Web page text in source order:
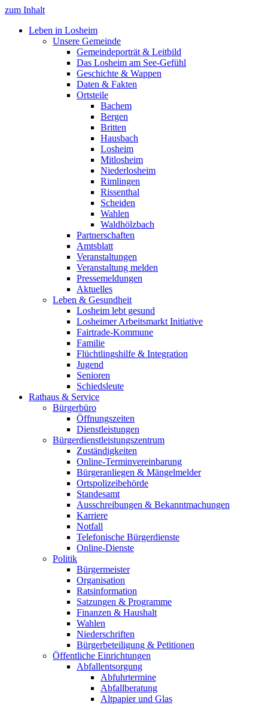
zum Inhalt
Leben in Losheim
Unsere Gemeinde
Gemeindeporträt & Leitbild
Das Losheim am See-Gefühl
Geschichte & Wappen
Daten & Fakten
Ortsteile
Bachem
Bergen
Britten
Hausbach
Losheim
Mitlosheim
Niederlosheim
Rimlingen
Rissenthal
Scheiden
Wahlen
Waldhölzbach
Partnerschaften
Amtsblatt
Veranstaltungen
Veranstaltung melden
Pressemeldungen
Aktuelles
Leben & Gesundheit
Losheim lebt gesund
Losheimer Arbeitsmarkt Initiative
Fairtrade-Kommune
Familie
Flüchtlingshilfe & Integration
Jugend
Senioren
Schiedsleute
Rathaus & Service
Bürgerbüro
Öffnungszeiten
Dienstleistungen
Bürgerdienstleistungszentrum
Zuständigkeiten
Online-Terminvereinbarung
Bürgeranliegen & Mängelmelder
Ortspolizeibehörde
Standesamt
Ausschreibungen & Bekanntmachungen
Karriere
Notfall
Telefonische Bürgerdienste
Online-Dienste
Politik
Bürgermeister
Organisation
Ratsinformation
Satzungen & Programme
Finanzen & Haushalt
Wahlen
Niederschriften
Bürgerbeteiligung & Petitionen
Öffentliche Einrichtungen
Abfallentsorgung
Abfuhrtermine
Abfallberatung
Altpapier und Glas